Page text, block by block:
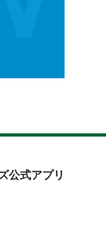
公式アプリ